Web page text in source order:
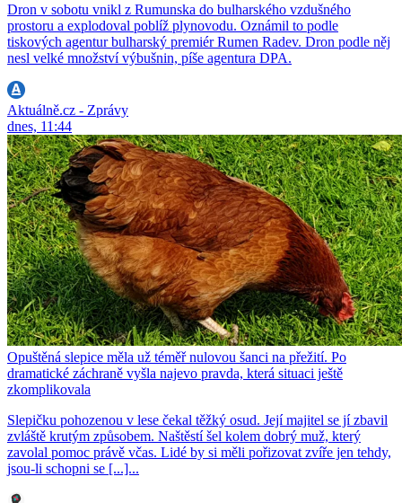
Dron v sobotu vnikl z Rumunska do bulharského vzdušného
prostoru a explodoval poblíž plynovodu. Oznámil to podle
tiskových agentur bulharský premiér Rumen Radev. Dron podle něj
nesl velké množství výbušnin, píše agentura DPA.
Aktuálně.cz - Zprávy
dnes, 11:44
Opuštěná slepice měla už téměř nulovou šanci na přežití. Po
dramatické záchraně vyšla najevo pravda, která situaci ještě
zkomplikovala
Slepičku pohozenou v lese čekal těžký osud. Její majitel se jí zbavil
zvláště krutým způsobem. Naštěstí šel kolem dobrý muž, který
zavolal pomoc právě včas. Lidé by si měli pořizovat zvíře jen tehdy,
jsou-li schopni se [...]...